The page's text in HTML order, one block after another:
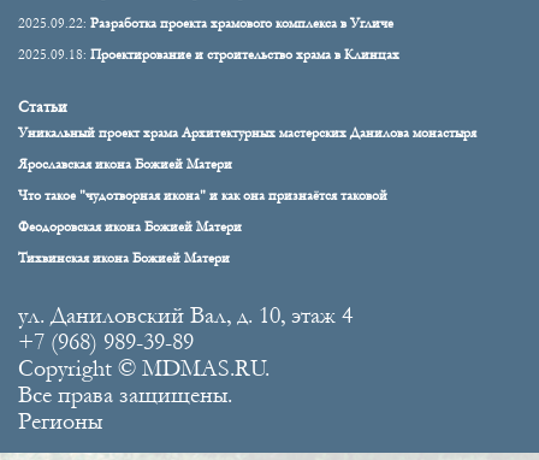
2025.09.22: Разработка проекта храмового комплекса в Угличе
2025.09.18: Проектирование и строительство храма в Клинцах
Статьи
Уникальный проект храма Архитектурных мастерских Данилова монастыря
Ярославская икона Божией Матери
Что такое "чудотворная икона" и как она признаётся таковой
Феодоровская икона Божией Матери
Тихвинская икона Божией Матери
ул. Даниловский Вал, д. 10, этаж 4
+7 (968) 989-39-89
Copyright © MDMAS.RU.
Все права защищены.
Регионы